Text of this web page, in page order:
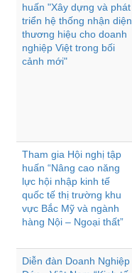
huấn "Xây dựng và phát
triển hệ thống nhận diện
thương hiệu cho doanh
nghiệp Việt trong bối
cảnh mới"
Tham gia Hội nghị tập
huấn “Nâng cao năng
lực hội nhập kinh tế
quốc tế thị trường khu
vực Bắc Mỹ và ngành
hàng Nội – Ngoại thất”
Diễn đàn Doanh Nghiệp